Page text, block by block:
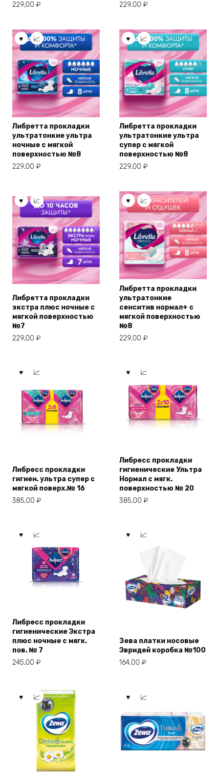
229,00 ₽ 229,00 ₽
Либретта прокладки
ультратонкие ультра
ночные с мягкой
поверхностью №8
229,00 ₽
Либретта прокладки
ультратонкие ультра
супер с мягкой
поверхностью №8
229,00 ₽
Либретта прокладки
экстра плюс ночные с
мягкой поверхностью
№7
229,00 ₽
Либретта прокладки
ультратонкие
сенситив нормал+ с
мягкой поверхностью
№8
229,00 ₽
Либресс прокладки
гигиен. ультра супер с
мягкой поверх.№ 16
385,00 ₽
Либресс прокладки
гигиенические Ультра
Нормал с мягк.
поверхностью № 20
385,00 ₽
Либресс прокладки
гигиенические Экстра
плюс ночные с мягк.
пов. № 7
245,00 ₽
Зева платки носовые
Эвридей коробка №100
164,00 ₽